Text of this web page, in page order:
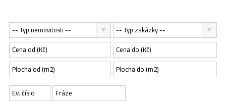
-- Typ nemovitosti -- -- Typ zakázky --